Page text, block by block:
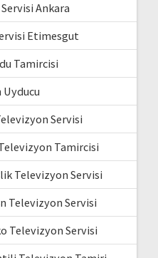
Ankara
Etimesgut
Tamircisi
Uyducu
Servisi
Tamircisi
Televizyon Servisi
Televizyon Servisi
Televizyon Servisi